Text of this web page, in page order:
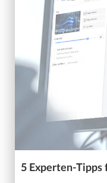
5 Experten-Tipps